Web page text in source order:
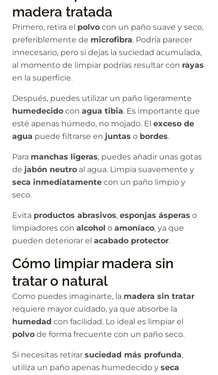
madera tratada
Primero, retira el polvo con un paño suave y seco,
preferiblemente de microfibra. Podría parecer
innecesario, pero si dejas la suciedad acumulada,
al momento de limpiar podrías resultar con rayas
en la superficie.
Después, puedes utilizar un paño ligeramente
humedecido con agua tibia. Es importante que
esté apenas húmedo, no mojado. El exceso de
agua puede filtrarse en juntas o bordes.
Para manchas ligeras, puedes añadir unas gotas
de jabón neutro al agua. Limpia suavemente y
seca inmediatamente con un paño limpio y
seco.
Evita productos abrasivos, esponjas ásperas o
limpiadores con alcohol o amoníaco, ya que
pueden deteriorar el acabado protector.
Cómo limpiar madera sin
tratar o natural
Como puedes imaginarte, la madera sin tratar
requiere mayor cuidado, ya que absorbe la
humedad con facilidad. Lo ideal es limpiar el
polvo de forma frecuente con un paño seco.
Si necesitas retirar suciedad más profunda,
utiliza un paño apenas humedecido y seca